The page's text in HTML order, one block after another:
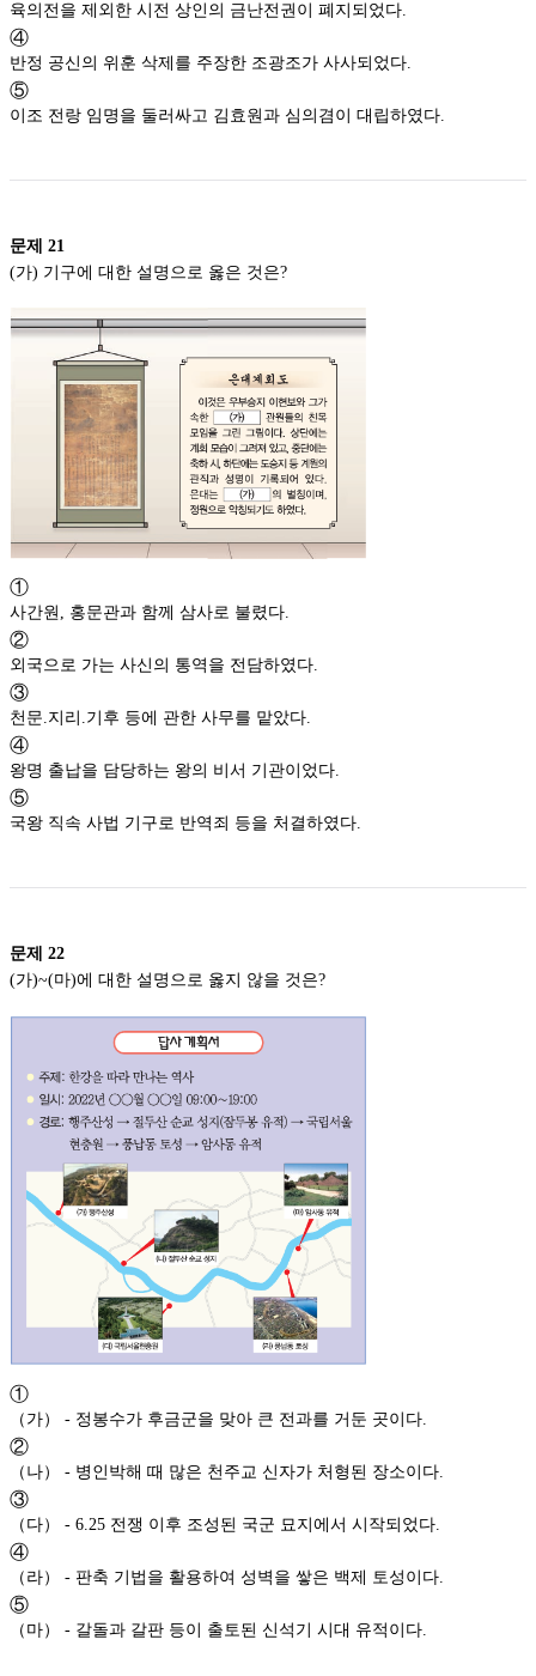
육의전을 제외한 시전 상인의 금난전권이 폐지되었다.
④
반정 공신의 위훈 삭제를 주장한 조광조가 사사되었다.
⑤
이조 전랑 임명을 둘러싸고 김효원과 심의겸이 대립하였다.
문제 21
(가) 기구에 대한 설명으로 옳은 것은?
①
사간원, 홍문관과 함께 삼사로 불렸다.
②
외국으로 가는 사신의 통역을 전담하였다.
③
천문.지리.기후 등에 관한 사무를 맡았다.
④
왕명 출납을 담당하는 왕의 비서 기관이었다.
⑤
국왕 직속 사법 기구로 반역죄 등을 처결하였다.
문제 22
(가)~(마)에 대한 설명으로 옳지 않을 것은?
①
（가） - 정봉수가 후금군을 맞아 큰 전과를 거둔 곳이다.
②
（나） - 병인박해 때 많은 천주교 신자가 처형된 장소이다.
③
（다） - 6.25 전쟁 이후 조성된 국군 묘지에서 시작되었다.
④
（라） - 판축 기법을 활용하여 성벽을 쌓은 백제 토성이다.
⑤
（마） - 갈돌과 갈판 등이 출토된 신석기 시대 유적이다.